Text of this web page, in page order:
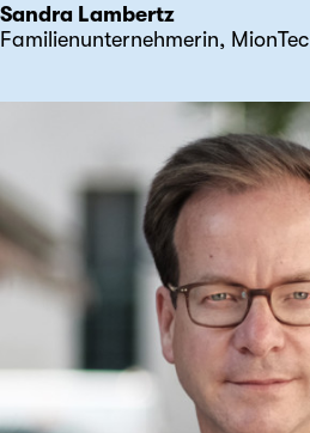
Sandra Lambertz
Familienunternehmerin, MionTec